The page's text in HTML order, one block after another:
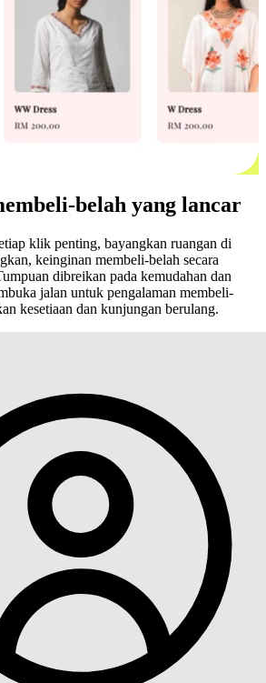
belah yang lancar
klik penting, bayangkan ruangan di
keinginan membeli-belah secara
dibreikan pada kemudahan dan
jalan untuk pengalaman membeli-
kesetiaan dan kunjungan berulang.